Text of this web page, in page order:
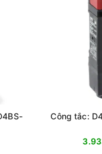
Công tắc: